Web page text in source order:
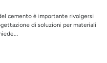
cemento è importante rivolgersi
di soluzioni per materiali